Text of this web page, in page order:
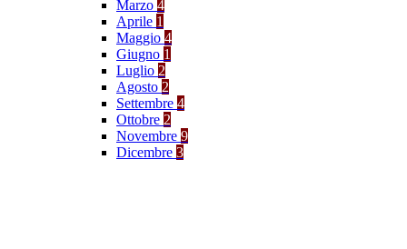
Marzo 4
Aprile 1
Maggio 4
Giugno 1
Luglio 2
Agosto 2
Settembre 4
Ottobre 2
Novembre 9
Dicembre 3